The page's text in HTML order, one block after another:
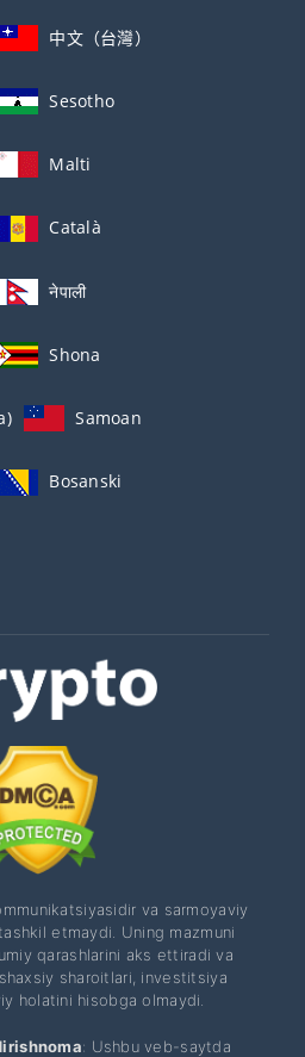
中文（台灣）
Sesotho
Malti
Català
नेपाली
Shona
Samoan
Bosanski
va sarmoyaviy
etmaydi. Uning mazmuni
qarashlarini aks ettiradi va
sharoitlari, investitsiya
holatini hisobga olmaydi.
: Ushbu veb-saytda